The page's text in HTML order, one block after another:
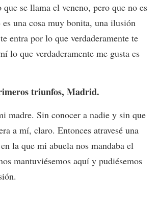
se llama el veneno, pero que no es
es una cosa muy bonita, una ilusión
entra por lo que verdaderamente te
lo que verdaderamente me gusta es
triunfos, Madrid.
Sin conocer a nadie y sin que
a mí, claro. Entonces atravesé una
la que mi abuela nos mandaba el
mantuviésemos aquí y pudiésemos